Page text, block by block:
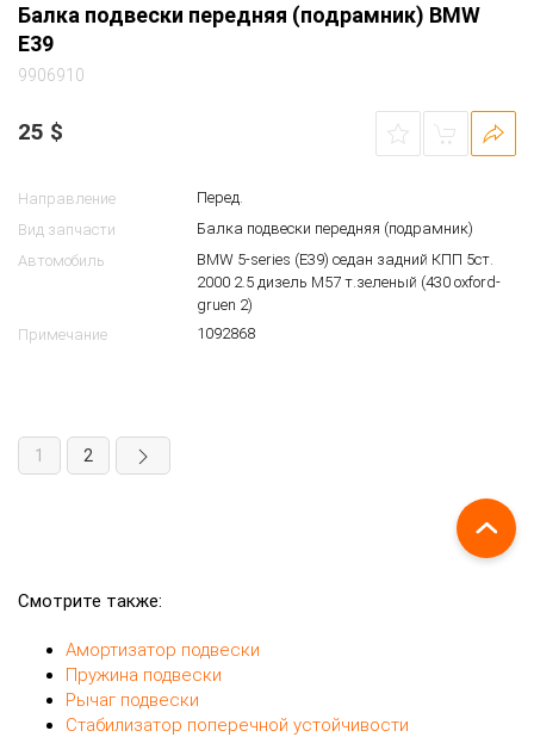
Балка подвески передняя (подрамник) BMW
E39
9906910
25 $
Направление
Перед.
Вид запчасти
Балка подвески передняя (подрамник)
Автомобиль
BMW 5-series (E39) седан задний КПП 5ст.
2000 2.5 дизель M57 т.зеленый (430 oxford-
gruen 2)
Примечание
1092868
1 2
Смотрите также:
Амортизатор подвески
Пружина подвески
Рычаг подвески
Стабилизатор поперечной устойчивости